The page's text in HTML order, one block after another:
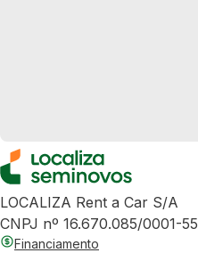
LOCALIZA Rent a Car S/A
CNPJ nº 16.670.085/0001-55
Financiamento